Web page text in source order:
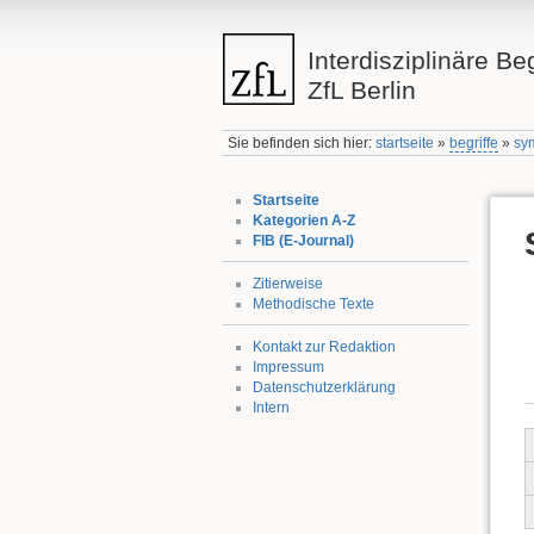
Interdisziplinäre
ZfL Berlin
Sie befinden sich hier:startseite » begriffe »
Startseite
Kategorien A-Z
FIB (E-Journal)
Zitierweise
Methodische Texte
Kontakt zur Redaktion
Impressum
Datenschutzerklärung
Intern